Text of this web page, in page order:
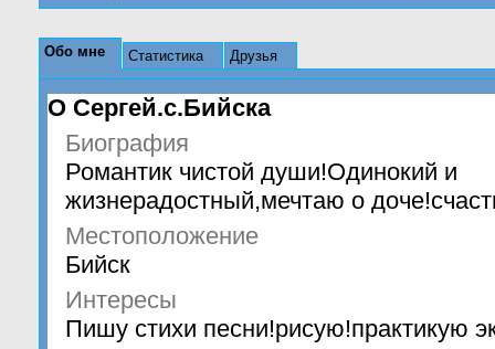
Обо мне Статистика Друзья
О Сергей.с.Бийска
Биография
Романтик чистой души!Одинокий и
жизнерадостный,мечтаю о
Местоположение
Бийск
Интересы
Пишу стихи песни!рисую!практикую